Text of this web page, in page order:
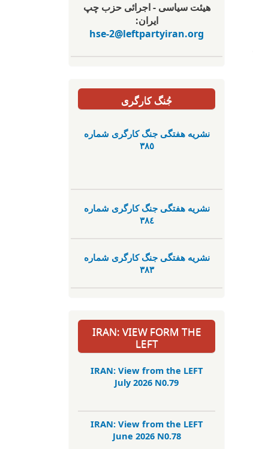
هیئت سیاسی - اجرائی حزب چپ
ایران:
hse-2@leftpartyiran.org
جُنگ کارگری
نشریە هفتگی جنگ کارگری شمارە
٣٨٥
نشریە هفتگی جنگ کارگری شمارە
٣٨٤
نشریە هفتگی جنگ کارگری شمارە
٣٨٣
IRAN: VIEW FORM THE
LEFT
IRAN: View from the LEFT
July 2026 N0.79
IRAN: View from the LEFT
June 2026 N0.78